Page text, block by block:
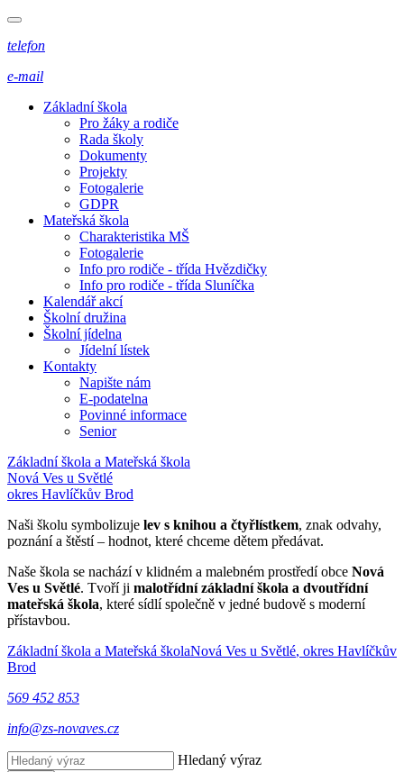
telefon
e-mail
Základní škola
Pro žáky a rodiče
Rada školy
Dokumenty
Projekty
Fotogalerie
GDPR
Mateřská škola
Charakteristika MŠ
Fotogalerie
Info pro rodiče - třída Hvězdičky
Info pro rodiče - třída Sluníčka
Kalendář akcí
Školní družina
Školní jídelna
Jídelní lístek
Kontakty
Napište nám
E-podatelna
Povinné informace
Senior
Základní škola a Mateřská škola
Nová Ves u Světlé
okres Havlíčkův Brod
Naši školu symbolizuje lev s knihou a čtyřlístkem, znak odvahy,
poznání a štěstí – hodnot, které chceme dětem předávat.
Naše škola se nachází v klidném a malebném prostředí obce Nová
Ves u Světlé. Tvoří ji malotřídní základní škola a dvoutřídní
mateřská škola, které sídlí společně v jedné budově s moderní
přístavbou.
Základní škola a Mateřská školaNová Ves u Světlé, okres Havlíčkův
Brod
569 452 853
info@zs-novaves.cz
Hledaný výraz